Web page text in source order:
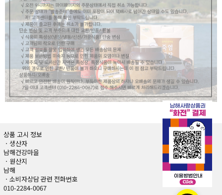
상품 고시 정보
ㆍ생산자
남해건강마을
ㆍ원산지
남해
ㆍ소비자상담 관련 전화번호
010-2284-0067